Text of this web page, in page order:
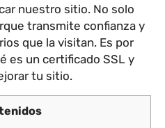
nuestro sitio. No solo
transmite confianza y
que la visitan. Es por
es un certificado SSL y
tu sitio.